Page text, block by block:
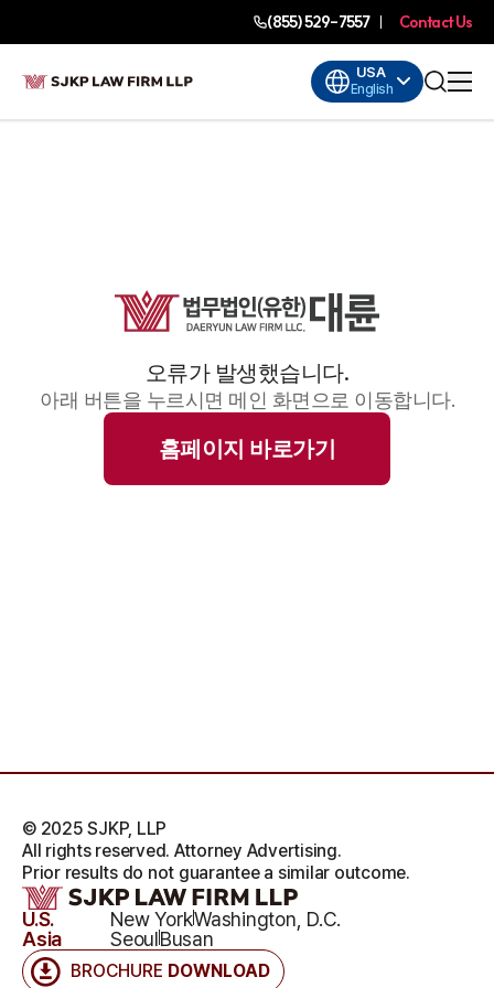
(855) 529-7557 Contact Us
USA
English
오류가 발생했습니다.
아래 버튼을 누르시면 메인 화면으로 이동합니다.
홈페이지 바로가기
BROCHURE DOWNLOAD
U.S. New YorkWashington, D.C.
Asia
SeoulBusan
© 2025 SJKP, LLP
All rights reserved. Attorney Advertising.
Prior results do not guarantee a similar outcome.